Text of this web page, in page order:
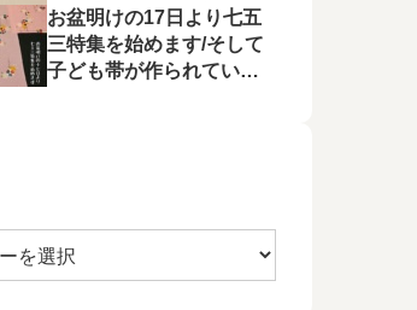
心が惹かれる
お盆明けの17日より七五
三特集を始めます/そして
子ども帯が作られてい状